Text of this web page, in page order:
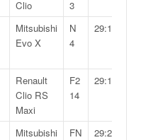
Clio
3
Mitsubishi
Evo X
N
4
29:13,0
Renault
Clio RS
Maxi
F2
14
29:13,4
Mitsubishi
FN
29:20,7